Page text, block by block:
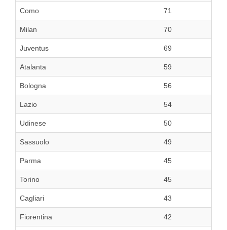
Como 71
Milan 70
Juventus 69
Atalanta 59
Bologna 56
Lazio 54
Udinese 50
Sassuolo 49
Parma 45
Torino 45
Cagliari 43
Fiorentina 42